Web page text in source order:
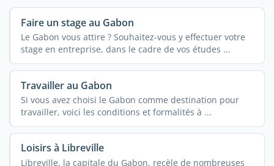
Faire un stage au Gabon
Le Gabon vous attire ? Souhaitez-vous y effectuer votre
stage en entreprise, dans le cadre de vos études ...
Travailler au Gabon
Si vous avez choisi le Gabon comme destination pour
travailler, voici les conditions et formalités à ...
Loisirs à Libreville
Libreville, la capitale du Gabon, recèle de nombreuses